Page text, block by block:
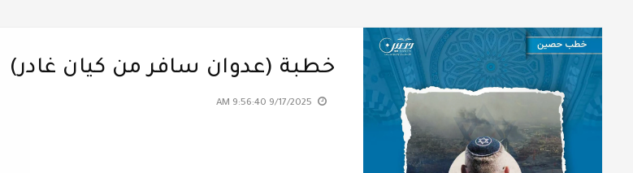
خطبة (عدوان سافر من كيان غادر)
9/17/2025 9:56:40 AM